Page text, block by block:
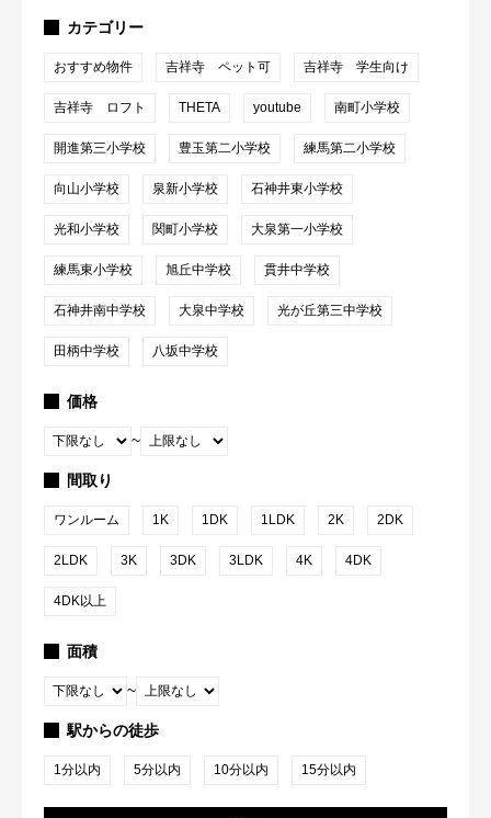
カテゴリー
おすすめ物件 吉祥寺 ペット可 吉祥寺 学生向け
吉祥寺 ロフト THETA youtube 南町小学校
開進第三小学校 豊玉第二小学校 練馬第二小学校
向山小学校 泉新小学校 石神井東小学校
光和小学校 関町小学校 大泉第一小学校
練馬東小学校 旭丘中学校 貫井中学校
石神井南中学校 大泉中学校 光が丘第三中学校
田柄中学校 八坂中学校
価格
~
間取り
ワンルーム 1K 1DK 1LDK 2K 2DK
2LDK 3K 3DK 3LDK 4K 4DK
4DK以上
面積
~
駅からの徒歩
1分以内 5分以内 10分以内 15分以内